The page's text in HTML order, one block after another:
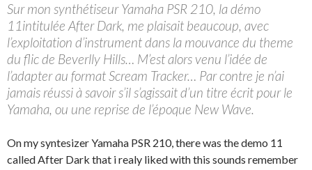
Sur mon synthétiseur Yamaha PSR 210, la démo
11intitulée After Dark, me plaisait beaucoup, avec
l’exploitation d’instrument dans la mouvance du theme
du flic de Beverlly Hills… M’est alors venu l’idée de
l’adapter au format Scream Tracker… Par contre je n’ai
jamais réussi à savoir s’il s’agissait d’un titre écrit pour le
Yamaha, ou une reprise de l’époque New Wave.
On my syntesizer Yamaha PSR 210, there was the demo 11
called After Dark that i realy liked with this sounds remember